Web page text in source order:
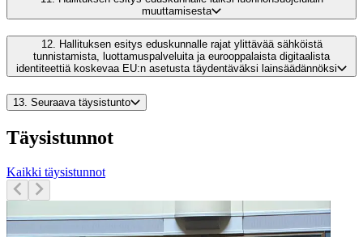
muuttamisesta
12. Hallituksen esitys eduskunnalle rajat ylittävää sähköistä
tunnistamista, luottamuspalveluita ja eurooppalaista digitaalista
identiteettiä koskevaa EU:n asetusta täydentäväksi lainsäädännöksi
13. Seuraava täysistunto
Täysistunnot
Kaikki täysistunnot